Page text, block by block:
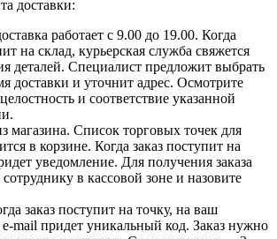
доставки:
работает с 9.00 до 19.00. Когда
на склад, курьерская служба свяжется
деталей. Специалист предложит выбрать
доставки и уточнит адрес. Осмотрите
и соответствие указанной
магазина. Список торговых точек для
в корзине. Когда заказ поступит на
уведомление. Для получения заказа
сотруднику в кассовой зоне и назовите
заказ поступит на точку, на ваш
mail придет уникальный код. Заказ нужно